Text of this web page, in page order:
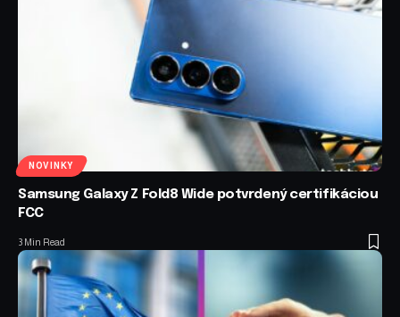
NOVINKY
Samsung Galaxy Z Fold8 Wide potvrdený certifikáciou
FCC
3 Min Read